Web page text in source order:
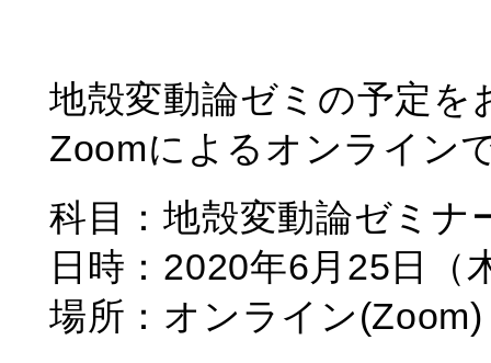
地殻変動論ゼミの予定を
Zoomによるオンライン
科目：地殻変動論ゼミナ
日時：2020年6月25日（
場所：オンライン(Zoom)